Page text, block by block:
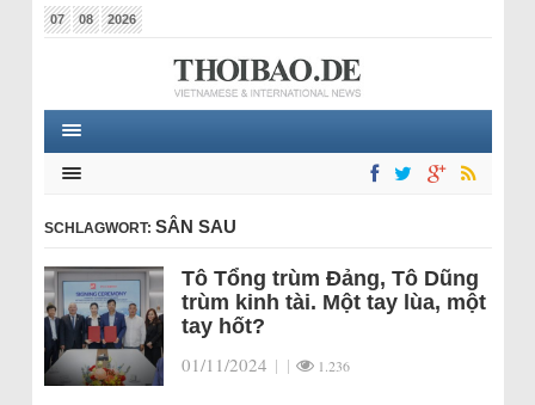
07 08 2026
SCHLAGWORT: SÂN SAU
Tô Tổng trùm Đảng, Tô Dũng
trùm kinh tài. Một tay lùa, một
tay hốt?
01/11/2024 | | 1.236